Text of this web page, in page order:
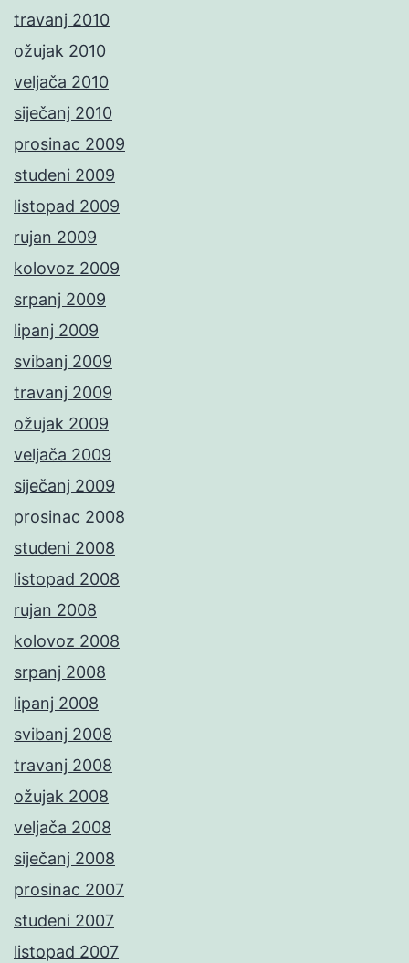
travanj 2010
ožujak 2010
veljača 2010
siječanj 2010
prosinac 2009
studeni 2009
listopad 2009
rujan 2009
kolovoz 2009
srpanj 2009
lipanj 2009
svibanj 2009
travanj 2009
ožujak 2009
veljača 2009
siječanj 2009
prosinac 2008
studeni 2008
listopad 2008
rujan 2008
kolovoz 2008
srpanj 2008
lipanj 2008
svibanj 2008
travanj 2008
ožujak 2008
veljača 2008
siječanj 2008
prosinac 2007
studeni 2007
listopad 2007